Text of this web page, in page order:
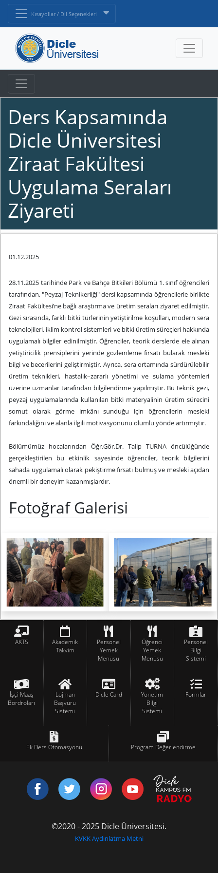
Kısayollar / Dil Seçenekleri
Ders Kapsamında
Dicle Üniversitesi
Ziraat Fakültesi
Uygulama Seraları
Ziyareti
01.12.2025
28.11.2025 tarihinde Park ve Bahçe Bitkileri Bölümü 1. sınıf öğrencileri
tarafından, "Peyzaj Teknikerliği" dersi kapsamında öğrencilerle birlikte
Ziraat Fakültesi’ne bağlı araştırma ve üretim seraları ziyaret edilmiştir.
Gezi sırasında, farklı bitki türlerinin yetiştirilme koşulları, modern sera
teknolojileri, iklim kontrol sistemleri ve bitki üretim süreçleri hakkında
uygulamalı bilgiler edinilmiştir. Öğrenciler, teorik derslerde ele alınan
yetiştiricilik prensiplerini yerinde gözlemleme fırsatı bularak mesleki
bilgi ve becerilerini geliştirmiştir. Ayrıca, sera ortamında sürdürülebilir
üretim teknikleri, hastalık–zararlı yönetimi ve sulama yöntemleri
üzerine uzmanlar tarafından bilgilendirme yapılmıştır. Bu teknik gezi,
peyzaj uygulamalarında kullanılan bitki materyalinin üretim sürecini
somut olarak görme imkânı sunduğu için öğrencilerin mesleki
farkındalığını ve alanla ilgili motivasyonunu olumlu yönde artırmıştır.
Bölümümüz hocalarından Öğr.Gör.Dr. Talip TURNA öncülüğünde
gerçekleştirilen bu etkinlik sayesinde öğrenciler, teorik bilgilerini
sahada uygulamalı olarak pekiştirme fırsatı bulmuş ve mesleki açıdan
önemli bir deneyim kazanmışlardır.
Fotoğraf Galerisi
AKTS
Akademik
Takvim
Personel
Yemek
Menüsü
Öğrenci
Yemek
Menüsü
Personel
Bilgi
Sistemi
İşçi Maaş
Bordroları
Lojman
Başvuru
Sistemi
Dicle Card
Yönetim
Bilgi
Sistemi
Formlar
Ek Ders Otomasyonu Program Değerlendirme
©2020 - 2025 Dicle Üniversitesi.
KVKK Aydınlatma Metni